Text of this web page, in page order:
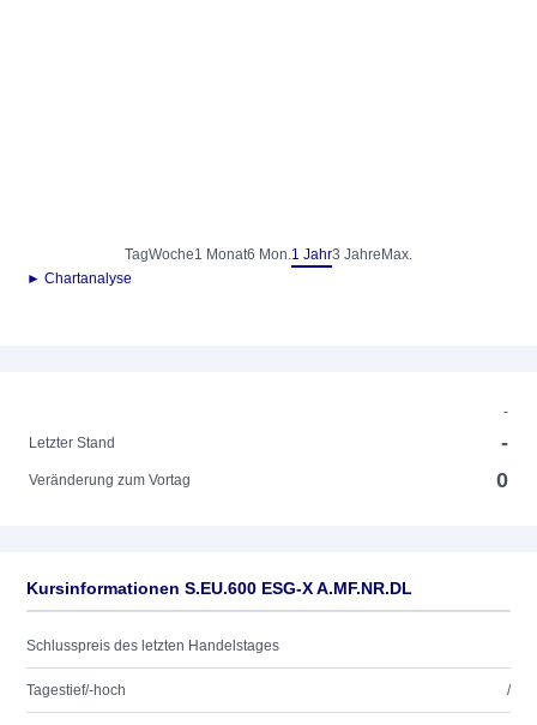
TagWoche1 Monat6 Mon.1 Jahr3 Jahre Max.
► Chartanalyse
-
Letzter Stand
-
Veränderung zum Vortag 0
Kursinformationen S.EU.600 ESG-X A.MF.NR.DL
Schlusspreis des letzten Handelstages
Tagestief/-hoch /